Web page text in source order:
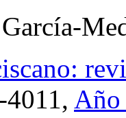
4011, Año